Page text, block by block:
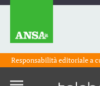
Responsabilità editoriale a